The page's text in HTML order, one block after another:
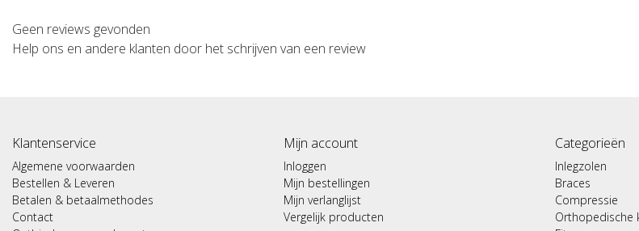
Geen reviews gevonden
Help ons en andere klanten door het schrijven van een review
Klantenservice
Algemene voorwaarden
Bestellen & Leveren
Betalen & betaalmethodes
Contact
Mijn account
Inloggen
Mijn bestellingen
Mijn verlanglijst
Vergelijk producten
Categorieën
Inlegzolen
Braces
Compressie
Orthopedische